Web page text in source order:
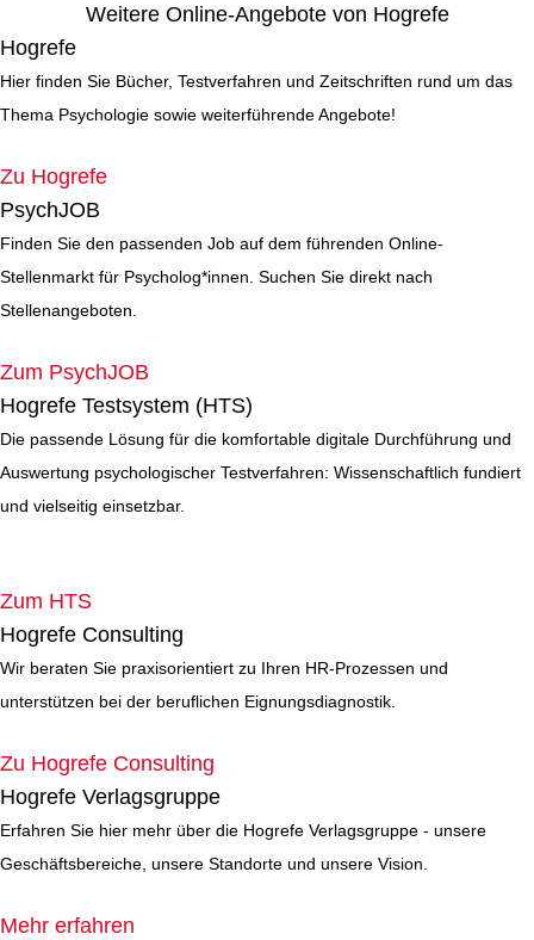
Weitere Online-Angebote von Hogrefe
Hogrefe
Hier finden Sie Bücher, Testverfahren und Zeitschriften rund um das
Thema Psychologie sowie weiterführende Angebote!
Zu Hogrefe
PsychJOB
Finden Sie den passenden Job auf dem führenden Online-
Stellenmarkt für Psycholog*innen. Suchen Sie direkt nach
Stellenangeboten.
Zum PsychJOB
Hogrefe Testsystem (HTS)
Die passende Lösung für die komfortable digitale Durchführung und
Auswertung psychologischer Testverfahren: Wissenschaftlich fundiert
und vielseitig einsetzbar.
Zum HTS
Hogrefe Consulting
Wir beraten Sie praxisorientiert zu Ihren HR-Prozessen und
unterstützen bei der beruflichen Eignungsdiagnostik.
Zu Hogrefe Consulting
Hogrefe Verlagsgruppe
Erfahren Sie hier mehr über die Hogrefe Verlagsgruppe - unsere
Geschäftsbereiche, unsere Standorte und unsere Vision.
Mehr erfahren